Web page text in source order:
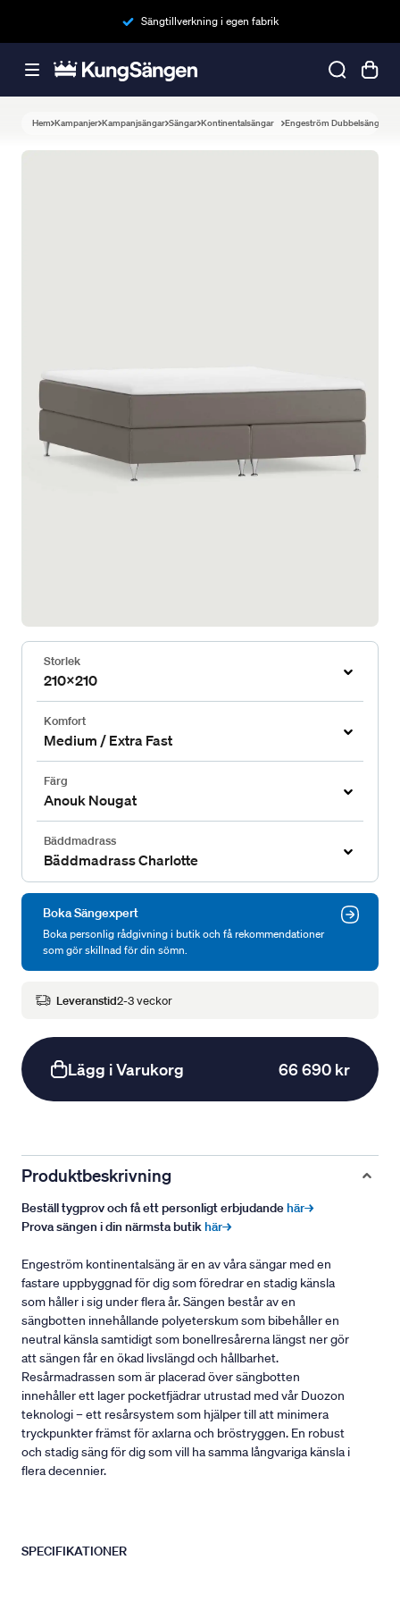
Sängtillverkning i egen fabrik
Hem Kampanjer Kampanjsängar Sängar Kontinentalsängar Engeström Dubbelsäng
Storlek
210x210
Komfort
Medium / Extra Fast
Färg
Anouk Nougat
Bäddmadrass
Bäddmadrass Charlotte
Boka Sängexpert
Boka personlig rådgivning i butik och få rekommendationer
som gör skillnad för din sömn.
Leveranstid2-3 veckor
Lägg i Varukorg 66 690 kr
Produktbeskrivning
Beställ tygprov och få ett personligt erbjudandehär→
Prova sängen i din närmsta butikhär→
Engeström kontinentalsäng är en av våra sängar med en
fastare uppbyggnad för dig som föredrar en stadig känsla
som håller i sig under flera år. Sängen består av en
sängbotten innehållande polyeterskum som bibehåller en
neutral känsla samtidigt som bonellresårerna längst ner gör
att sängen får en ökad livslängd och hållbarhet.
Resårmadrassen som är placerad över sängbotten
innehåller ett lager pocketfjädrar utrustad med vår Duozon
teknologi – ett resårsystem som hjälper till att minimera
tryckpunkter främst för axlarna och bröstryggen. En robust
och stadig säng för dig som vill ha samma långvariga känsla i
flera decennier.
SPECIFIKATIONER